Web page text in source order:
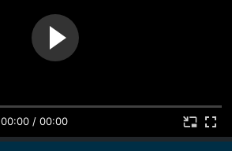
00:00 / 00:00